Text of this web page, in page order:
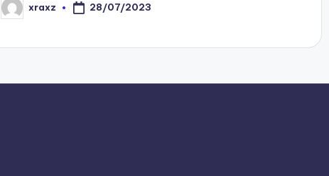
Posted
by
xraxz 28/07/2023